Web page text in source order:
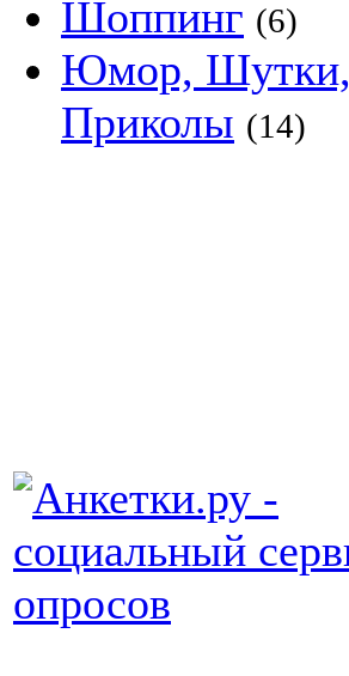
Шоппинг (6)
Юмор, Шутки,
Приколы (14)